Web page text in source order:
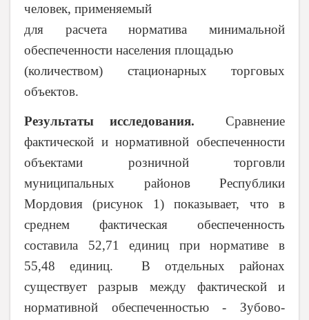
человек, применяемый
для расчета норматива минимальной
обеспеченности населения площадью
(количеством) стационарных торговых
объектов.
Результаты исследования. Сравнение
фактической и нормативной обеспеченности
объектами розничной торговли
муниципальных районов Республики
Мордовия (рисунок 1) показывает, что в
среднем фактическая обеспеченность
составила 52,71 единиц при нормативе в
55,48 единиц. В отдельных районах
существует разрыв между фактической и
нормативной обеспеченностью - Зубово-